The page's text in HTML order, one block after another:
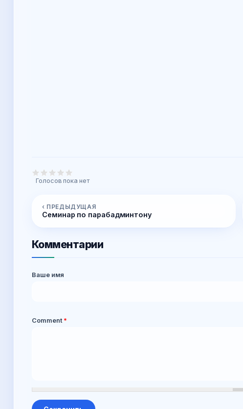
Голосов пока нет
‹ ПРЕДЫДУЩАЯ
Семинар по парабадминтону
Комментарии
Ваше имя
Comment *